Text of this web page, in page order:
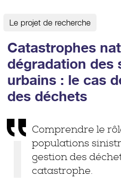
Le projet de recherche
Catastrophes
dégradation des
urbains : le cas
des déchets
Comprendre le
populations
gestion des
catastrophe.